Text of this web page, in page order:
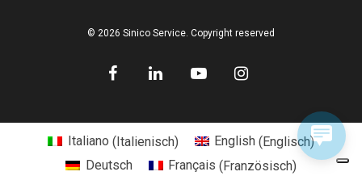
© 2026 Sinico Service. Copyright reserved
Italiano (Italienisch) English(Englisch)
Deutsch
Français (Französisch)